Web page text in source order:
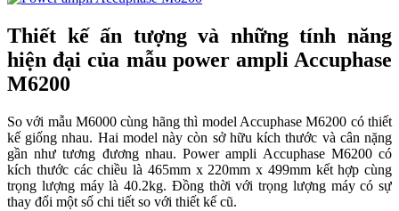
Thiết kế ấn tượng và những tính năng
hiện đại của mẫu power ampli Accuphase
M6200
So với mẫu M6000 cùng hãng thì model Accuphase M6200 có thiết
kế giống nhau. Hai model này còn sở hữu kích thước và cân nặng
gần như tương đương nhau. Power ampli Accuphase M6200 có
kích thước các chiều là 465mm x 220mm x 499mm kết hợp cùng
trọng lượng máy là 40.2kg. Đồng thời với trọng lượng máy có sự
thay đổi một số chi tiết so với thiết kế cũ.